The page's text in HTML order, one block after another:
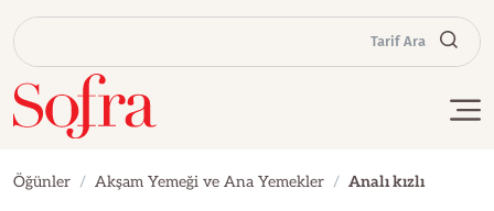
Tarif Ara
Öğünler Akşam Yemeği ve Ana Yemekler Analı kızlı